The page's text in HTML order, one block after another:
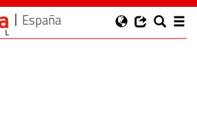
España